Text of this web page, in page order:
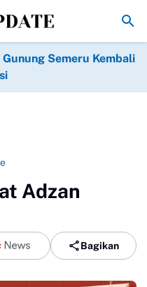
ke-530, Puluhan Tempat
Gunung Semeru Kembali
Adzan
Bagikan